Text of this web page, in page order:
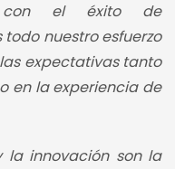
con el éxito de
nuestro esfuerzo
expectativas tanto
en la experiencia de
la innovación son la